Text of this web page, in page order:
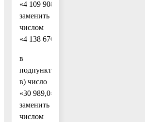
«4 109 908,3»
заменить
числом
«4 138 676,6»;
в
подпункте
в) число
«30 989,0»
заменить
числом